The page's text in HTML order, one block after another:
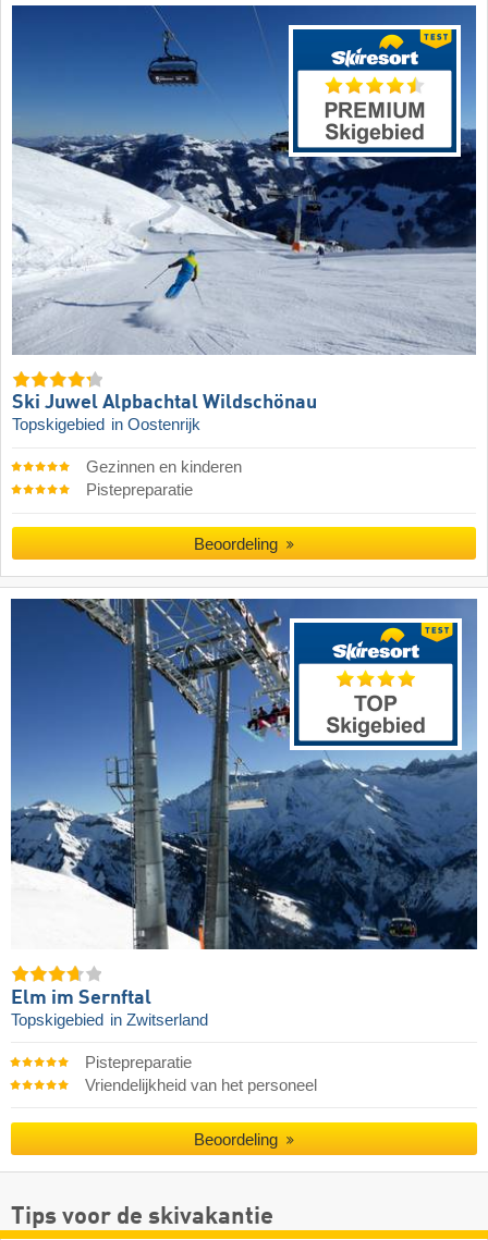
Ski Juwel Alpbachtal Wildschönau
Topskigebied in Oostenrijk
Gezinnen en kinderen
Pistepreparatie
Beoordeling
Elm im Sernftal
Topskigebied in Zwitserland
Pistepreparatie
Vriendelijkheid van het personeel
Beoordeling
Tips voor de skivakantie